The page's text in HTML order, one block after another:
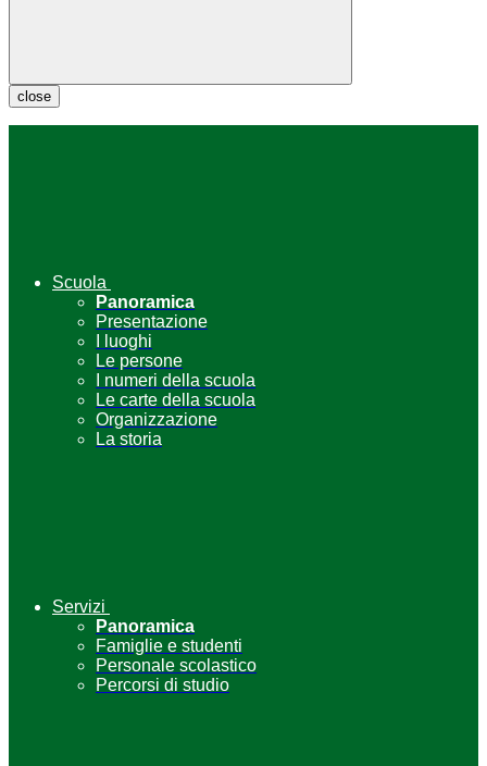
close
Scuola
Panoramica
Presentazione
I luoghi
Le persone
I numeri della scuola
Le carte della scuola
Organizzazione
La storia
Servizi
Panoramica
Famiglie e studenti
Personale scolastico
Percorsi di studio